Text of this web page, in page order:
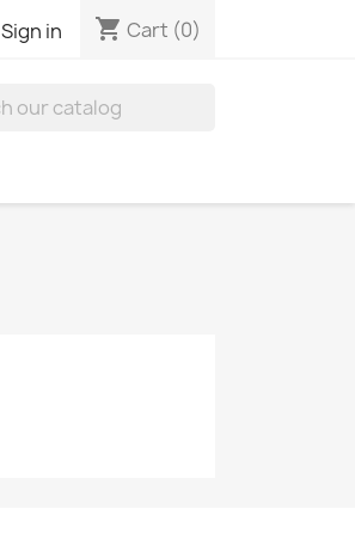
Sign in shopping_cart Cart (0)